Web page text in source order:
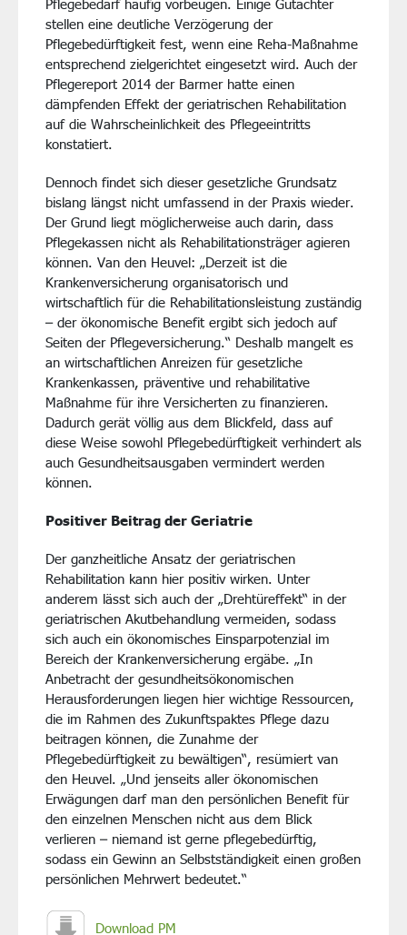
Pflegebedarf häufig vorbeugen. Einige Gutachter
stellen eine deutliche Verzögerung der
Pflegebedürftigkeit fest, wenn eine Reha-Maßnahme
entsprechend zielgerichtet eingesetzt wird. Auch der
Pflegereport 2014 der Barmer hatte einen
dämpfenden Effekt der geriatrischen Rehabilitation
auf die Wahrscheinlichkeit des Pflegeeintritts
konstatiert.
Dennoch findet sich dieser gesetzliche Grundsatz
bislang längst nicht umfassend in der Praxis wieder.
Der Grund liegt möglicherweise auch darin, dass
Pflegekassen nicht als Rehabilitationsträger agieren
können. Van den Heuvel: „Derzeit ist die
Krankenversicherung organisatorisch und
wirtschaftlich für die Rehabilitationsleistung zuständig
– der ökonomische Benefit ergibt sich jedoch auf
Seiten der Pflegeversicherung.“ Deshalb mangelt es
an wirtschaftlichen Anreizen für gesetzliche
Krankenkassen, präventive und rehabilitative
Maßnahme für ihre Versicherten zu finanzieren.
Dadurch gerät völlig aus dem Blickfeld, dass auf
diese Weise sowohl Pflegebedürftigkeit verhindert als
auch Gesundheitsausgaben vermindert werden
können.
Positiver Beitrag der Geriatrie
Der ganzheitliche Ansatz der geriatrischen
Rehabilitation kann hier positiv wirken. Unter
anderem lässt sich auch der „Drehtüreffekt“ in der
geriatrischen Akutbehandlung vermeiden, sodass
sich auch ein ökonomisches Einsparpotenzial im
Bereich der Krankenversicherung ergäbe. „In
Anbetracht der gesundheitsökonomischen
Herausforderungen liegen hier wichtige Ressourcen,
die im Rahmen des Zukunftspaktes Pflege dazu
beitragen können, die Zunahme der
Pflegebedürftigkeit zu bewältigen“, resümiert van
den Heuvel. „Und jenseits aller ökonomischen
Erwägungen darf man den persönlichen Benefit für
den einzelnen Menschen nicht aus dem Blick
verlieren – niemand ist gerne pflegebedürftig,
sodass ein Gewinn an Selbstständigkeit einen großen
persönlichen Mehrwert bedeutet.“
Download PM